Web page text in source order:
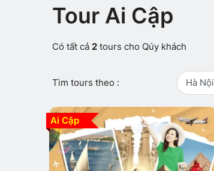
Tour Ai Cập
Có tất cả 2 tours cho Qúy khách
Tìm tours theo : Hà Nội
Ai Cập